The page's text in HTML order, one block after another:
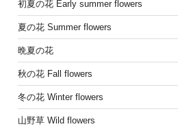
初夏の花 Early summer flowers
夏の花 Summer flowers
晩夏の花
秋の花 Fall flowers
冬の花 Winter flowers
山野草 Wild flowers